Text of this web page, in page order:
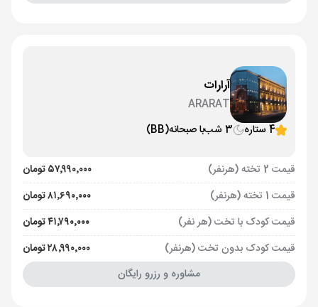
آرارات
ARARAT
4 ستاره
3 شب با صبحانه(BB)
قیمت 2 تخته (هرنفر)
۵۷٬۹۹۰٬۰۰۰ تومان
قیمت 1 تخته (هرنفر)
۸۱٬۶۹۰٬۰۰۰ تومان
قیمت کودک با تخت (هر نفر)
۴۱٬۷۹۰٬۰۰۰ تومان
قیمت کودک بدون تخت (هرنفر)
۲۸٬۹۹۰٬۰۰۰ تومان
مشاوره و رزرو رایگان